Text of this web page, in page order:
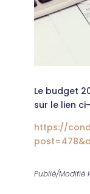
Le budget
sur le lien
https://
Publié/Modifié